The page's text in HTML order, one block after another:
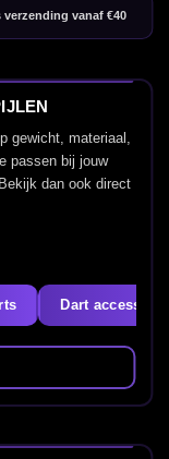
verzending vanaf €40
gewicht, materiaal,
passen bij jouw
dan ook direct
Dart